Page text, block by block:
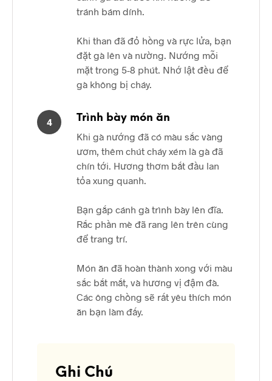
tránh bám dính.
Khi than đã đỏ hồng và rực lửa, bạn
đặt gà lên và nường. Nướng mỗi
mặt trong 5-8 phút. Nhớ lật đều để
gà không bị cháy.
4
Trình bày món ăn
Khi gà nướng đã có màu sắc vàng
ươm, thêm chút cháy xém là gà đã
chín tới. Hương thơm bắt đầu lan
tỏa xung quanh.
Bạn gắp cánh gà trình bày lên đĩa.
Rắc phần mè đã rang lên trên cùng
để trang trí.
Món ăn đã hoàn thành xong với màu
sắc bắt mắt, và hương vị đậm đà.
Các ông chồng sẽ rất yêu thích món
ăn bạn làm đấy.
Ghi Chú